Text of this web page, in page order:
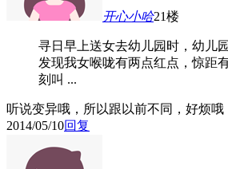
开心小哈21楼
寻日早上送女去幼儿园时，幼儿
发现我女喉咙有两点红点，惊距
刻叫 ...
听说变异哦，所以跟以前不同，好烦哦
2014/05/10回复